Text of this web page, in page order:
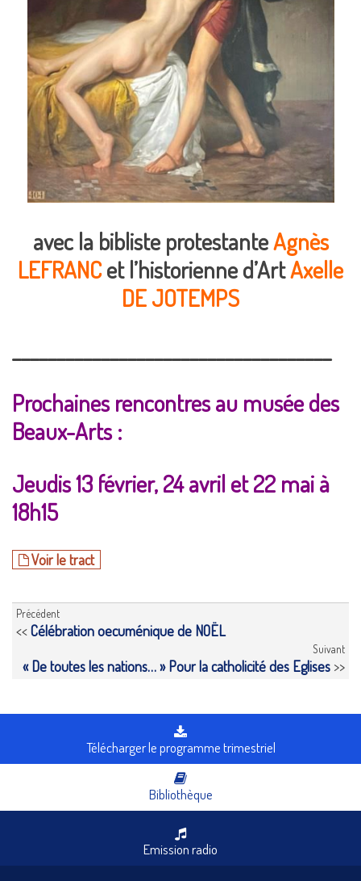
avec la bibliste protestanteAgnès
LEFRANCet l’historienned’ArtAxelle
DE JOTEMPS
Prochaines rencontres au musée des
Beaux-Arts :
Jeudis 13 février, 24 avril et 22 mai à
18h15
Voir le tract
Précédent
<<Célébration oecuménique de NOËL
Suivant
« De toutes les nations… » Pour la catholicité des Eglises >>
Télécharger le programme trimestriel
Bibliothèque
Emission radio